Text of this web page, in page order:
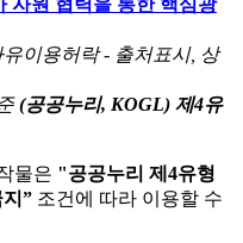
(공공누리, KOGL) 제4유
물은 "공공누리 제4유형
” 조건에 따라 이용할 수